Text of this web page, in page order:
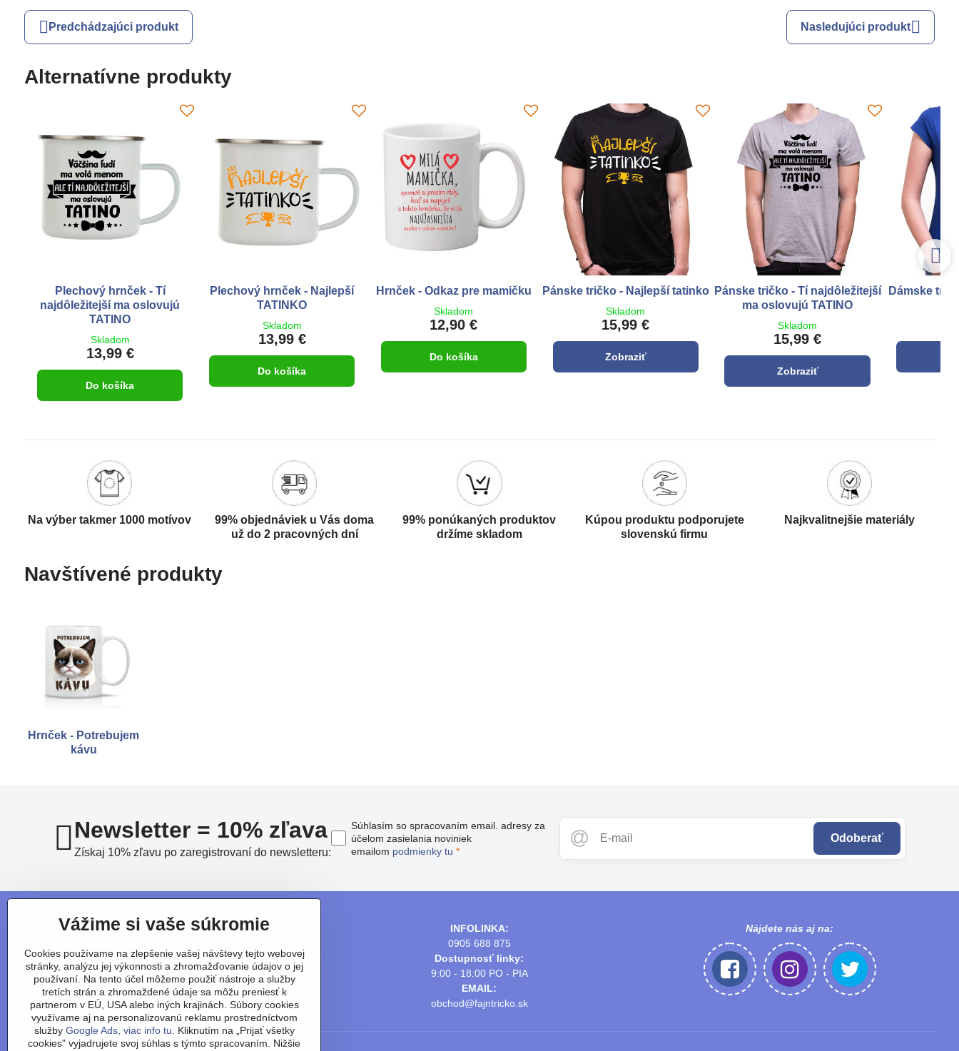
Predchádzajúci produkt Nasledujúci produkt
Alternatívne produkty
Plechový hrnček - Tí
najdôležitejší ma oslovujú
TATINO
Skladom
13,99 €
Do košíka
Plechový hrnček - Najlepší
TATINKO
Skladom
13,99 €
Do košíka
Hrnček - Odkaz pre mamičku
Skladom
12,90 €
Do košíka
Pánske tričko - Najlepší tatinko
Skladom
15,99 €
Zobraziť
Pánske tričko - Tí najdôležitejší
ma oslovujú TATINO
Skladom
15,99 €
Zobraziť
Dámske
Na výber takmer 1000 motívov
99% objednáviek u Vás doma
už do 2 pracovných dní
99% ponúkaných produktov
držíme skladom
Kúpou produktu podporujete
slovenskú firmu
Najkvalitnejšie materiály
Navštívené produkty
Hrnček - Potrebujem
kávu
Newsletter = 10% zľava
Získaj 10% zľavu po zaregistrovaní do newsletteru:
Odoberať
Súhlasím so spracovaním email. adresy za
účelom zasielania noviniek
emailom podmienky tu *
INFOLINKA:
0905 688 875
Dostupnosť linky:
9:00 - 18:00 PO - PIA
EMAIL:
obchod@fajntricko.sk
Nájdete nás aj na:
Vážime si vaše súkromie
Cookies používame na zlepšenie vašej návštevy tejto webovej
stránky, analýzu jej výkonnosti a zhromažďovanie údajov o jej
používaní. Na tento účel môžeme použiť nástroje a služby
tretích strán a zhromaždené údaje sa môžu preniesť k
partnerom v EÚ, USA alebo iných krajinách. Súbory cookies
využívame aj na personalizovanú reklamu prostredníctvom
služby Google Ads, viac info tu.
Kliknutím na „Prijať všetky
cookies" vyjadrujete svoj súhlas s týmto spracovaním. Nižšie